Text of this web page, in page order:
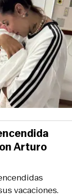
vacaciones.
Arturo